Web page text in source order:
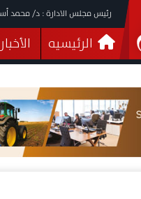
رئيس مجلس الادارة : د/ محمد
الرئيسيه الأخبار
فيديوهات
البرلمان